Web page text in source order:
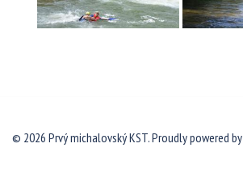
© 2026 Prvý michalovský KST. Proudly powered by